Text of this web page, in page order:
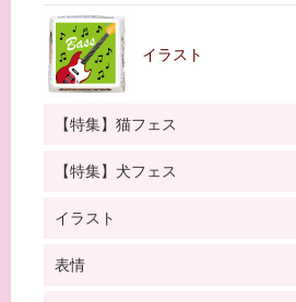
イラスト
【特集】猫フェス
【特集】犬フェス
イラスト
表情